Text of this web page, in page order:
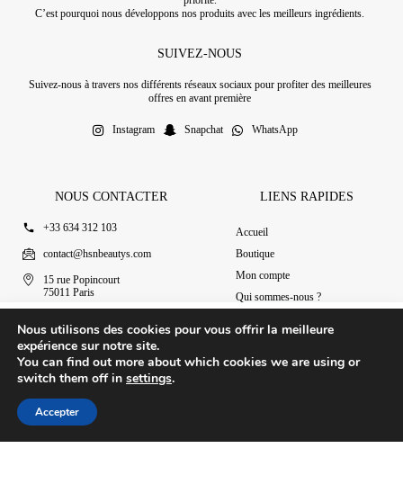
C’est pourquoi nous développons nos produits avec les meilleurs ingrédients.
SUIVEZ-NOUS
Suivez-nous à travers nos différents réseaux sociaux pour profiter des meilleures
offres en avant première
Instagram Snapchat WhatsApp
NOUS CONTACTER
+33 634 312 103
contact@hsnbeautys.com
15 rue Popincourt
75011 Paris
LIENS RAPIDES
Accueil
Boutique
Mon compte
Qui sommes-nous ?
Nous utilisons des cookies pour vous offrir la meilleure
expérience sur notre site.
You can find out more about which cookies we are using or
switch them off in settings.
Accepter
Kenzi Marshmallow – La Tendresse en Flacon
39.90€
Ajouter au panier
Accueil